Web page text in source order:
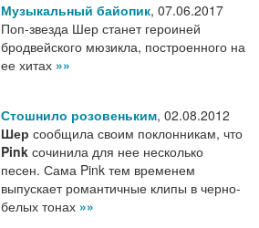
Музыкальный байопик, 07.06.2017
Поп-звезда Шер станет героиней
бродвейского мюзикла, построенного на
ее хитах »»
Стошнило розовеньким, 02.08.2012
Шер сообщила своим поклонникам, что
Pink сочинила для нее несколько
песен. Сама Pink тем временем
выпускает романтичные клипы в черно-
белых тонах »»